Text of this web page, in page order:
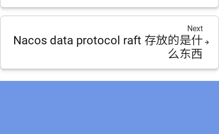
Next
Nacos data protocol raft 存放的是什
么东西